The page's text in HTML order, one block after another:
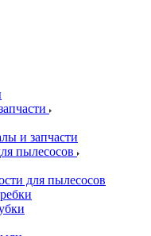
и запчасти
пылесосов
для пылесосов